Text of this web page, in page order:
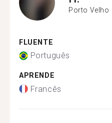
Porto Velho
FLUENTE
Português
APRENDE
Francês